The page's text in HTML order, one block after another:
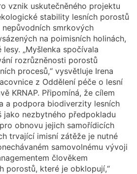
vznik uskutečněného projektu
stability lesních porostů
smrkových
na poimisních holinách,
„Myšlenka spočívala
rozrůzněnosti porostů
procesů,“ vysvětluje Irena
z Oddělení péče o lesní
KRNAP. Připomíná, že cílem
a podpora biodiverzity lesních
jako nezbytného předpokladu
obnovu jejich samořídicích
trvající imisní zátěže je nutné
samovolnému vývoji
člověkem
porostů, které je obklopují,“